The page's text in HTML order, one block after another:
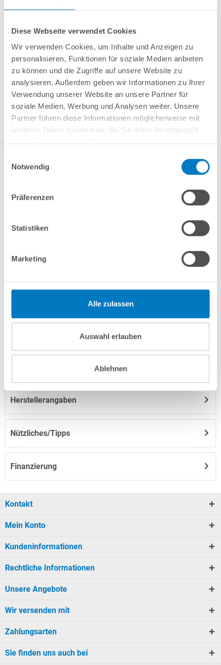
Diese Webseite verwendet Cookies
Wir verwenden Cookies, um Inhalte und Anzeigen zu
personalisieren, Funktionen für soziale Medien anbieten
zu können und die Zugriffe auf unsere Website zu
analysieren. Außerdem geben wir Informationen zu Ihrer
Verwendung unserer Website an unsere Partner für
soziale Medien, Werbung und Analysen weiter. Unsere
Partner führen diese Informationen möglicherweise mit
weiteren Daten zusammen, die Sie ihnen bereitgestellt
Notwendig
Präferenzen
Statistiken
Marketing
Alle zulassen
Auswahl erlauben
Ablehnen
Einbau-Unterwasserscheinwerfer mit Folienflansch für Pools mit PVC-
Innenhülle
Einbaumöglichkeit:
GeradeBeckenwand (Rechteckbecken / gerade
Seiten eines Ovalbeckens)
Gehäuse aus hochwertigem ABS-Kunststoff
LED-LeuchtmittelPOOLSANAPROFI 30 W RGB
7 Einzelfarben und 7 Automatikprogramme
Farbwechsel durch enthaltene Steuereinheit/Funk-Fernbedienung
Komplett mit Einbaunische, Scheinwerferfassung, Folienflansch,
Flanschdichtungen, Schrauben sowie Kabelschutzschlauch
Inkl. Niedervolt-Sicherheitstransformator 230/12 V
Merken
info(at)poolsana.de Anfrageformular
Produktbeschreibung
Finanzierung
Anleitungen/Datenblätter
Herstellerangaben
Nützliches/Tipps
Kontakt
Mein Konto
Kundeninformationen
Rechtliche Informationen
Unsere Angebote
Wir versenden mit
Zahlungsarten
Sie finden uns auch bei